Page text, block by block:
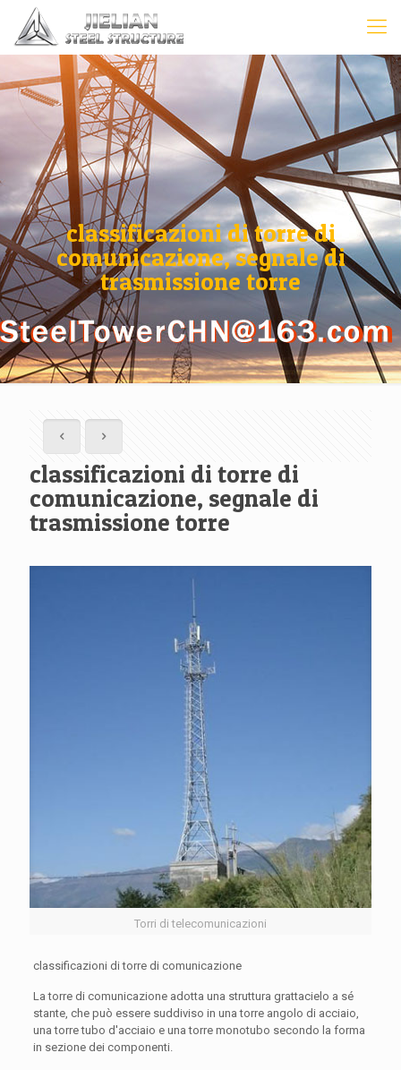
classificazioni di torre di
comunicazione, segnale di
trasmissione torre
classificazioni di torre di
comunicazione, segnale di
trasmissione torre
Torri di telecomunicazioni
classificazioni di torre di comunicazione
La torre di comunicazione adotta una struttura grattacielo a sé
stante, che può essere suddiviso in una torre angolo di acciaio,
una torre tubo d'acciaio e una torre monotubo secondo la forma
in sezione dei componenti.